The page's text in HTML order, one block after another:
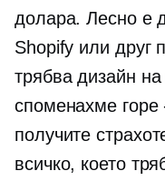
долара. Лесно е
Shopify или друг
трябва дизайн
споменахме
получите
всичко, което